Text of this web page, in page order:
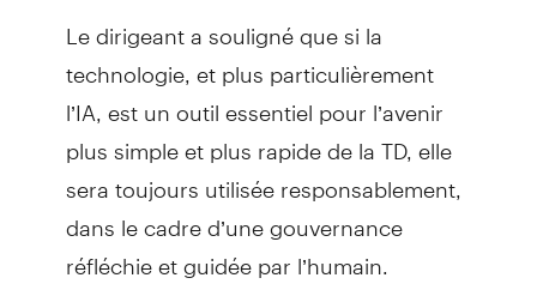
Le dirigeant a souligné que si la
technologie, et plus particulièrement
l’IA, est un outil essentiel pour l’avenir
plus simple et plus rapide de la TD, elle
sera toujours utilisée responsablement,
dans le cadre d’une gouvernance
réfléchie et guidée par l’humain.